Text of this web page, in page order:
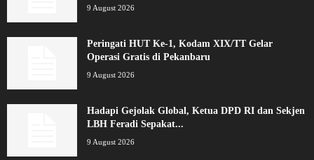
9 August 2026
Peringati HUT Ke-1, Kodam XIX/TT Gelar
Operasi Gratis di Pekanbaru
9 August 2026
Hadapi Gejolak Global, Ketua DPD RI dan Sekjen
LBH Feradi Sepakat...
9 August 2026